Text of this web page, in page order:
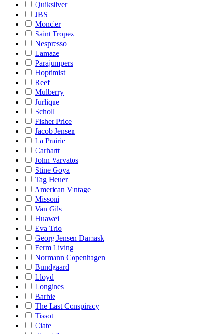
Quiksilver
JBS
Moncler
Saint Tropez
Nespresso
Lamaze
Parajumpers
Hoptimist
Reef
Mulberry
Jurlique
Scholl
Fisher Price
Jacob Jensen
La Prairie
Carhartt
John Varvatos
Stine Goya
Tag Heuer
American Vintage
Missoni
Van Gils
Huawei
Eva Trio
Georg Jensen Damask
Ferm Living
Normann Copenhagen
Bundgaard
Lloyd
Longines
Barbie
The Last Conspiracy
Tissot
Ciate